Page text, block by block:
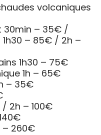
volcaniques
30min – 35€ /
– 85€ / 2h –
1h30 – 75€
1h – 65€
– 35€
2h – 100€
– 260€